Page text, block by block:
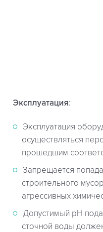
Эксплуатация:
Эксплуатация
осуществляться
прошедшим
Запрещается
строительного
агрессивных
Допустимый pH
сточной воды